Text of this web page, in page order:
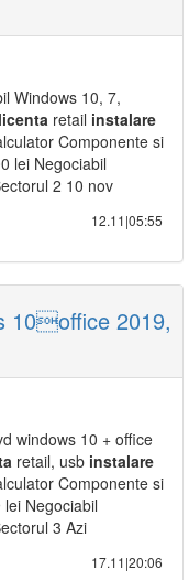
Windows 10, 7,
licenta retail instalare
Componente si
lei Negociabil
2 10 nov
12.11|05:55
10office 2019,
windows 10 + office
retail, usb instalare
Componente si
Negociabil
3 Azi
17.11|20:06